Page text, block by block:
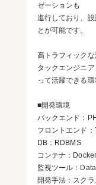
ゼーションも
進行しており、
とが可能です。
高トラフィック
タックエンジニ
って活躍できる環
■開発環境
バックエンド：
フロントエンド
DB：RDBMS
コンテナ：Docker
監視ツール：
開発手法：スクラ